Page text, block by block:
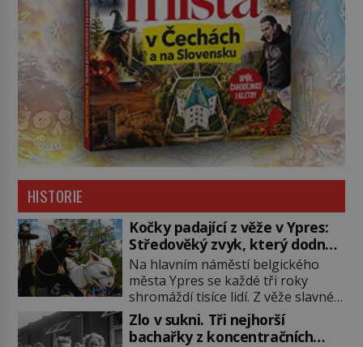
HISTORIE
Kočky padající z věže v Ypres:
Středověký zvyk, který dodnes
budí rozpaky
Na hlavním náměstí belgického
města Ypres se každé tři roky
shromáždí tisíce lidí. Z věže slavné
tržnice létají do davu kočky, diváci
jásají a snaží se je chytit. Naštěstí
Zlo v sukni. Tři nejhorší
bachařky z koncentračních